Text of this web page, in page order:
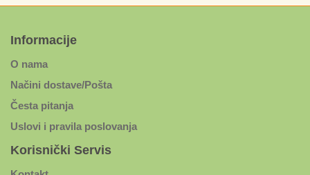
Informacije
O nama
Načini dostave/Pošta
Česta pitanja
Uslovi i pravila poslovanja
Korisnički Servis